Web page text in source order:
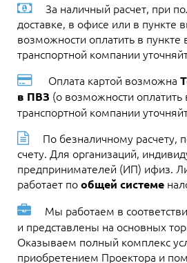
За наличный расчет, при
доставке, в офисе или в пункте
возможности оплатить в пункте
транспортной компании
Оплата картой возможна
в ПВЗ (о возможности оплатить
транспортной компании
По безналичному расчету,
счету. Для организаций,
предпринимателей (ИП) ифиз.
работает пообщей системе
Мы работаем в
и представлены на основных
Оказываем полный комплекс
приобретением Проектора и